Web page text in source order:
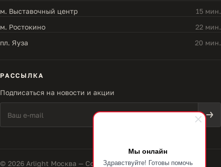
Мы онлайн
Здравствуйте! Готовы помочь
м. Выставочный центр
15 мин.
м. Ростокино
22 мин.
пл. Яуза
20 мин.
РАССЫЛКА
Подписаться на новости и акции
© 2026 Arlight Москва — Совершенство света